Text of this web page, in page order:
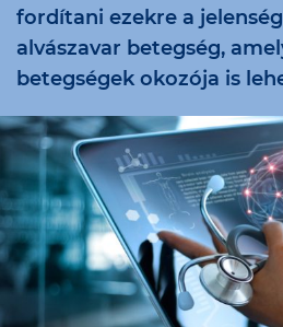
fordítani ezekre a
alvászavar betegség,
betegségek okozója is